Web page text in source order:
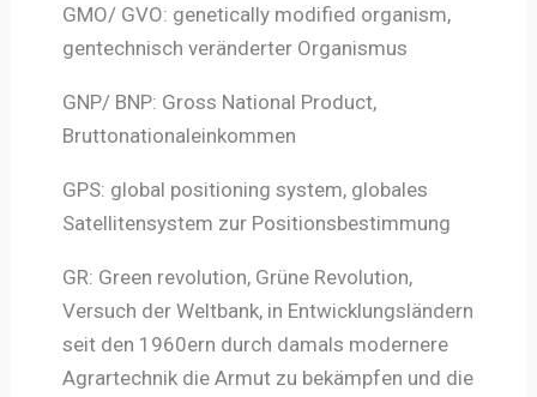
GMO/ GVO: genetically modified organism,
gentechnisch veränderter Organismus
GNP/ BNP: Gross National Product,
Bruttonationaleinkommen
GPS: global positioning system, globales
Satellitensystem zur Positionsbestimmung
GR: Green revolution, Grüne Revolution,
Versuch der Weltbank, in Entwicklungsländern
seit den 1960ern durch damals modernere
Agrartechnik die Armut zu bekämpfen und die